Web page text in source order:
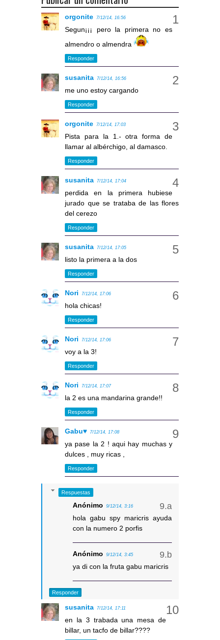
orgonite 7/12/14, 16:56
Segun¡¡¡ pero la primera no es
almendro o almendra
Responder
susanita 7/12/14, 16:56
me uno estoy cargando
Responder
orgonite 7/12/14, 17:03
Pista para la 1.- otra forma de
llamar al albérchigo, al damasco.
Responder
susanita 7/12/14, 17:04
perdida en la primera hubiese
jurado que se trataba de las flores
del cerezo
Responder
susanita 7/12/14, 17:05
listo la primera a la dos
Responder
Nori 7/12/14, 17:06
hola chicas!
Responder
Nori 7/12/14, 17:06
voy a la 3!
Responder
Nori 7/12/14, 17:07
la 2 es una mandarina grande!!
Responder
Gabu♥ 7/12/14, 17:08
ya pase la 2 ! aqui hay muchas y
dulces , muy ricas ,
Responder
Respuestas
Anónimo 9/12/14, 3:16
hola gabu spy maricris ayuda
con la numero 2 porfis
Anónimo 9/12/14, 3:45
ya di con la fruta gabu maricris
Responder
susanita 7/12/14, 17:11
en la 3 trabada una mesa de
billar, un tacfo de billar????